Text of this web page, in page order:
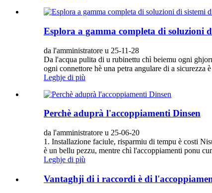
Esplora a gamma completa di
da l'amministratore u 25-11-28
Da l'acqua pulita di u rubinettu chì beiemu ogni
ogni connettore hè una petra angulare di a
Leghje di più
Perchè aduprà l'accoppiamenti Dinsen
da l'amministratore u 25-06-20
1. Installazione faciule, risparmiu di tempu è costi
è un bellu pezzu, mentre chì l'accoppiamenti ponu
Leghje di più
Vantaghji di i raccordi è di